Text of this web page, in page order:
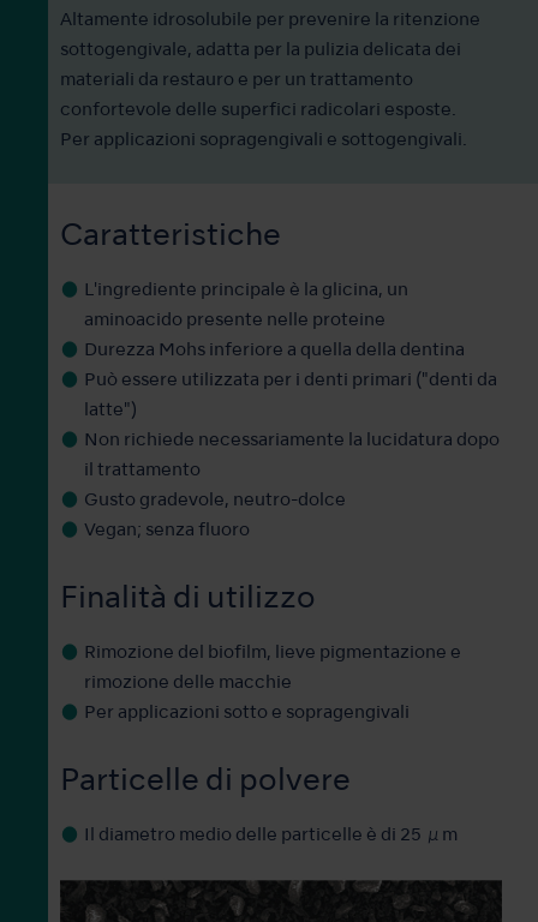
Altamente idrosolubile per prevenire la ritenzione
sottogengivale, adatta per la pulizia delicata dei
materiali da restauro e per un trattamento
confortevole delle superfici radicolari esposte.
Per applicazioni sopragengivali e sottogengivali.
Caratteristiche
L'ingrediente principale è la glicina, un
aminoacido presente nelle proteine
Durezza Mohs inferiore a quella della dentina
Può essere utilizzata per i denti primari ("denti da
latte")
Non richiede necessariamente la lucidatura dopo
il trattamento
Gusto gradevole, neutro-dolce
Vegan; senza fluoro
Finalità di utilizzo
Rimozione del biofilm, lieve pigmentazione e
rimozione delle macchie
Per applicazioni sotto e sopragengivali
Particelle di polvere
Il diametro medio delle particelle è di 25 μm